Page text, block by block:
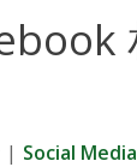
| Social Media